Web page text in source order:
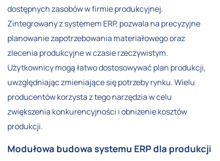
dostępnych zasobów w firmie produkcyjnej.
Zintegrowany z systemem ERP, pozwala na precyzyjne
planowanie zapotrzebowania materiałowego oraz
zlecenia produkcyjne w czasie rzeczywistym.
Użytkownicy mogą łatwo dostosowywać plan produkcji,
uwzględniając zmieniające się potrzeby rynku. Wielu
producentów korzysta z tego narzędzia w celu
zwiększenia konkurencyjności i obniżenie kosztów
produkcji.
Modułowa budowa systemu ERP dla produkcji